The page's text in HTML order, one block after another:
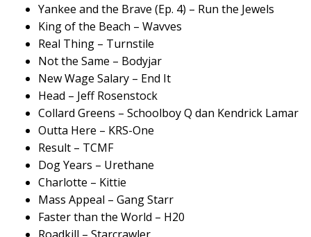
Yankee and the Brave (Ep. 4) – Run the Jewels
King of the Beach – Wavves
Real Thing – Turnstile
Not the Same – Bodyjar
New Wage Salary – End It
Head – Jeff Rosenstock
Collard Greens – Schoolboy Q dan Kendrick Lamar
Outta Here – KRS-One
Result – TCMF
Dog Years – Urethane
Charlotte – Kittie
Mass Appeal – Gang Starr
Faster than the World – H20